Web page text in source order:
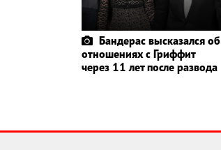
Бандерас высказался об
отношениях с Гриффит
через 11 лет после развода